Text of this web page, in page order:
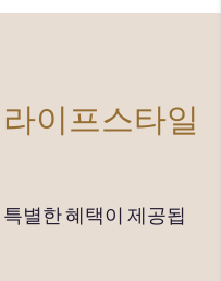
이프스타일
별한 혜택이 제공됩